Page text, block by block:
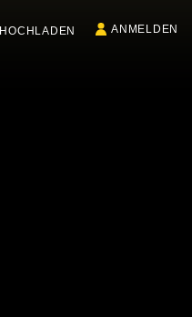
HOCHLADEN ANMELDEN